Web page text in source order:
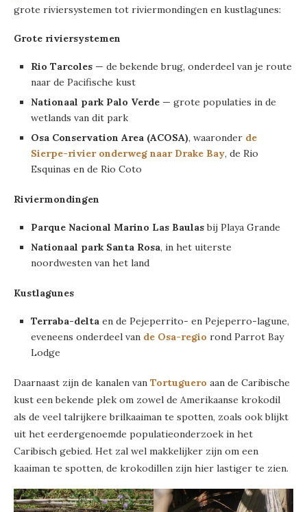
grote riviersystemen tot riviermondingen en kustlagunes:
Grote riviersystemen
Rio Tarcoles — de bekende brug, onderdeel van je route
naar de Pacifische kust
Nationaal park Palo Verde — grote populaties in de
wetlands van dit park
Osa Conservation Area (ACOSA), waaronder de
Sierpe-rivier onderweg naar Drake Bay, de Rio
Esquinas en de Rio Coto
Riviermondingen
Parque Nacional Marino Las Baulasbij Playa Grande
Nationaal park Santa Rosa, in het uiterste
noordwesten van het land
Kustlagunes
Terraba-delta en de Pejeperrito- en Pejeperro-lagune,
eveneens onderdeel van de Osa-regio rond Parrot Bay
Lodge
Daarnaast zijn de kanalen van Tortuguero aan de Caribische
kust een bekende plek om zowel de Amerikaanse krokodil
als de veel talrijkere brilkaaiman te spotten, zoals ook blijkt
uit het eerdergenoemde populatieonderzoek in het
Caribisch gebied. Het zal wel makkelijker zijn om een
kaaiman te spotten, de krokodillen zijn hier lastiger te zien.